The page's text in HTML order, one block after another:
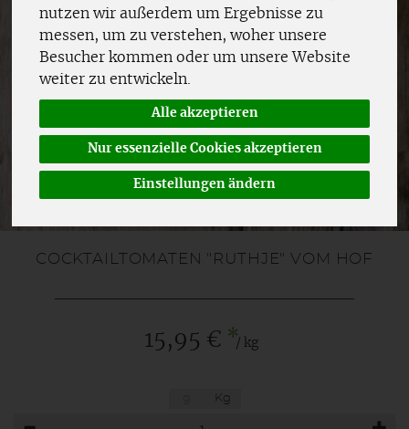
nutzen wir außerdem um Ergebnisse zu
messen, um zu verstehen, woher unsere
Besucher kommen oder um unsere Website
weiter zu entwickeln.
Alle akzeptieren
Nur essenzielle Cookies akzeptieren
Einstellungen ändern
COCKTAILTOMATEN "RUTHJE" VOM HOF
15,95 € */ kg
Kg